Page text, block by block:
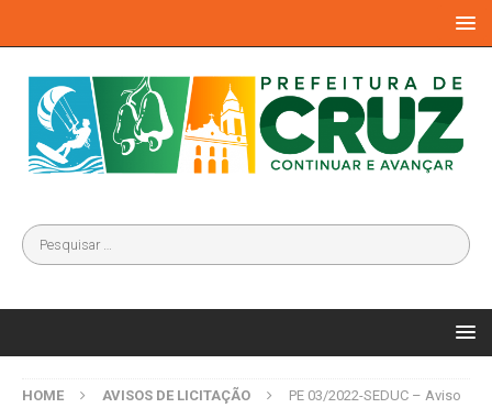
HOME AVISOS DE LICITAÇÃO
PE 03/2022-SEDUC – Aviso